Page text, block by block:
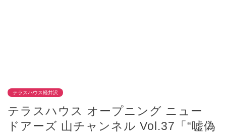
テラスハウス軽井沢
テラスハウス オープニング ニュー
ドアーズ 山チャンネル Vol.37「“嘘偽